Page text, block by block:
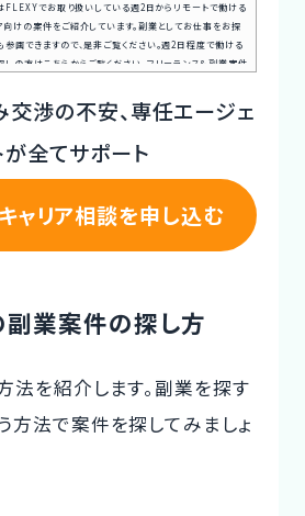
FLEXYでお取り扱いしている週2日からリモートで働ける
向けの案件をご紹介しています。副業としてお仕事をお探
参画できますので、是非ご覧ください。週2日程度で働ける
しの方はこちらからご覧ください。フリーランス＆副業案件
無料キャリア相談を申し込む週2日から働けるフリーランス
メリット・デメリットフリーランスや副業で働かれている
渉の不安、専任エージェ
が全てサポート
ャリア相談を申し込む
業案件の探し方
法を紹介します。副業を探す
方法で案件を探してみましょ